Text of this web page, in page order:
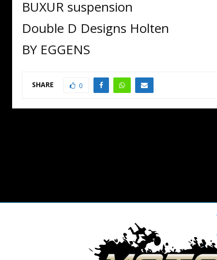
BUXUR suspension
Double D Designs Holten
BY EGGENS
SHARE 0